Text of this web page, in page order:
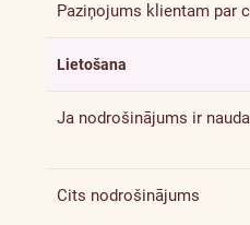
Paziņojums klientam par
Lietošana
Ja nodrošinājums ir
Cits nodrošinājums